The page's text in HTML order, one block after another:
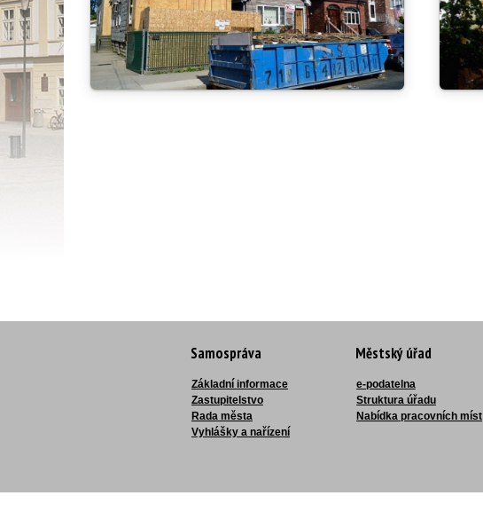
Samospráva
Základní informace
Zastupitelstvo
Rada města
Vyhlášky a nařízení
Městský úřad
e-podatelna
Struktura úřadu
Nabídka pracovních míst